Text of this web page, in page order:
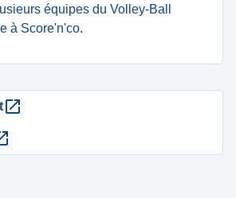
équipes du Volley-Ball
à Score'n'co.